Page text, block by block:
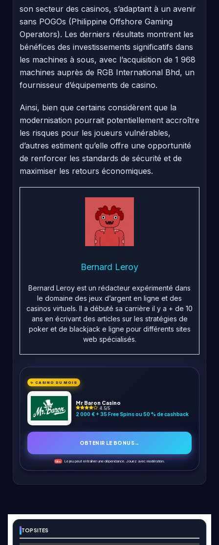
son secteur des casinos, s’adaptant à un avenir
sans POGOs (Philippine Offshore Gaming
Operators). Les derniers résultats montrent les
bénéfices des investissements significatifs dans
les machines à sous, avec l’acquisition de 1 968
machines auprès de RGB International Bhd, un
fournisseur d’équipements de casino.
Ainsi, bien que certains considèrent que la
modernisation pourrait potentiellement accroître
les risques pour les joueurs vulnérables,
d’autres estiment qu’elle offre une opportunité
de renforcer les standards de sécurité et de
maximiser les retours économiques.
Bernard Leroy
Bernard Leroy est un rédacteur expérimenté dans
le domaine des jeux d’argent en ligne et des
casinos virtuels. Il a débuté sa carrière il y a + de 10
ans en écrivant des articles sur les stratégies de
poker et de blackjack e ligne pour différents sites
web spécialisés.
✨ CASINO DU MOIS
Mr Baron Casino
4.5/5
2 000 € + 35 Free Spins ou 50 % de cashback
OBTENIR LE BONUS→
18+ Le jeu peut entraîner une dépendance. Jouez avec modération.
TOP SITES